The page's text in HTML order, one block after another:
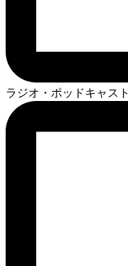
ラジオ・ポッドキャスト